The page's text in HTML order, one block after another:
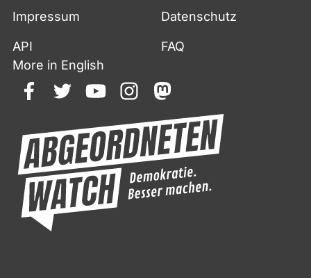
Impressum Datenschutz
API
FAQ
More in English
facebooktwitteryoutubeinstagrammastodon